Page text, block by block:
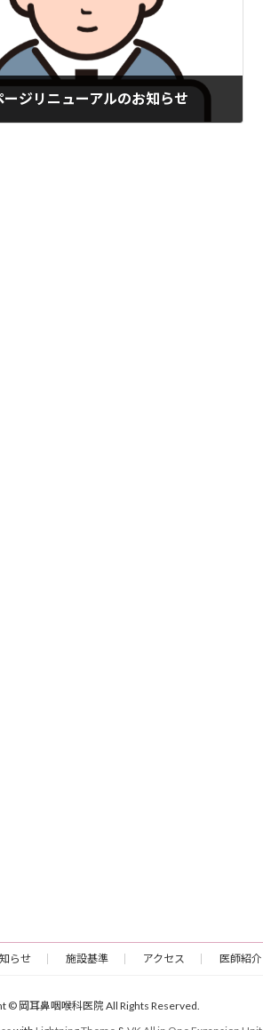
ージリニューアルのお知らせ
らせ 施設基準 アクセス 医師紹介
© 岡耳鼻咽喉科医院 All Rights Reserved.